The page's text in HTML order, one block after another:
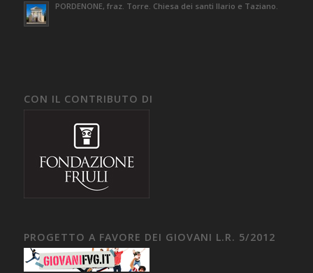
PORDENONE, fraz. Torre. Chiesa dei santi Ilario e Taziano.
CON IL CONTRIBUTO DI
PROGETTO A FAVORE DEI GIOVANI L.R. 5/2012